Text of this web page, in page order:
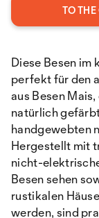
TO
Diese Besen im
perfekt für den
aus Besen
natürlich
handgewebten
Hergestellt mit
nicht-
Besen sehen
rustikalen
werden, sind